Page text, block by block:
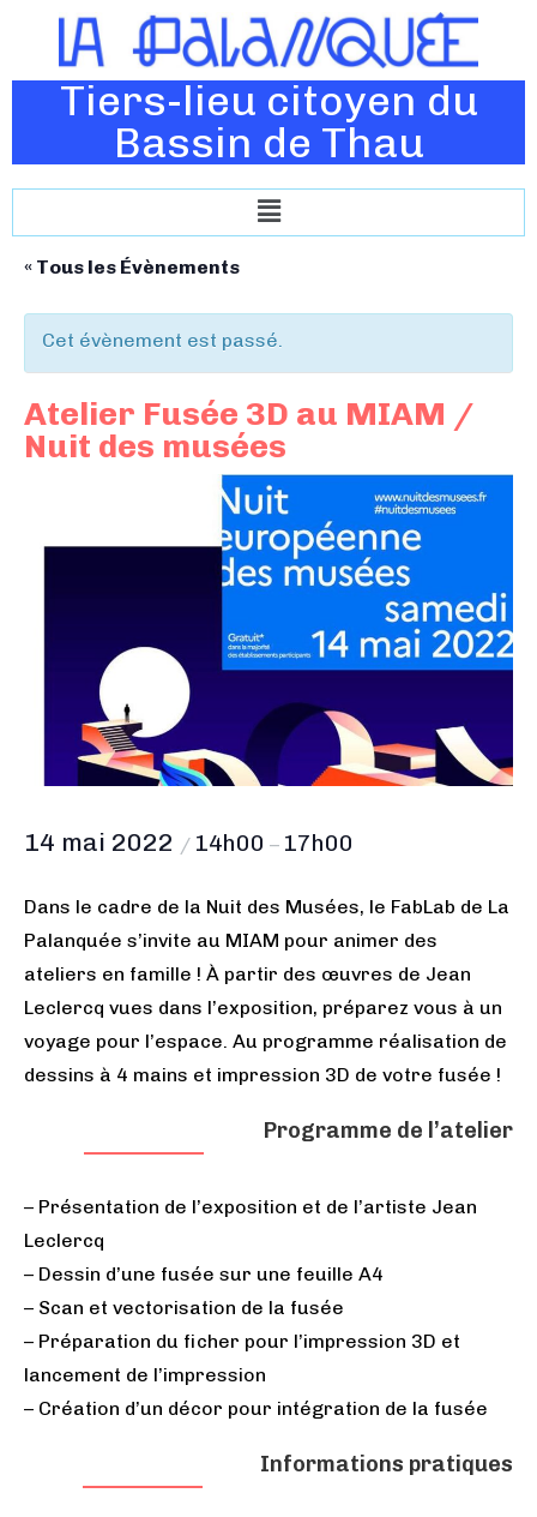
Tiers-lieu citoyen du
Bassin de Thau
« Tous les Évènements
Cet évènement est passé.
Atelier Fusée 3D au MIAM /
Nuit des musées
14 mai 2022 / 14h00 – 17h00
Dans le cadre de la Nuit des Musées, le FabLab de La
Palanquée s’invite au MIAM pour animer des
ateliers en famille ! À partir des œuvres de Jean
Leclercq vues dans l’exposition, préparez vous à un
voyage pour l’espace. Au programme réalisation de
dessins à 4 mains et impression 3D de votre fusée !
Programme de l’atelier
– Présentation de l’exposition et de l’artiste Jean
Leclercq
– Dessin d’une fusée sur une feuille A4
– Scan et vectorisation de la fusée
– Préparation du ficher pour l’impression 3D et
lancement de l’impression
– Création d’un décor pour intégration de la fusée
Informations pratiques